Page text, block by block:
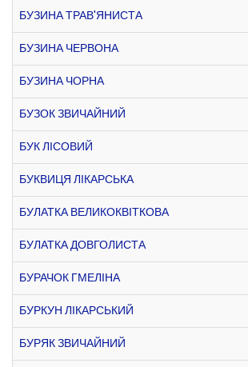
БУЗИНА ТРАВ'ЯНИСТА
БУЗИНА ЧЕРВОНА
БУЗИНА ЧОРНА
БУЗОК ЗВИЧАЙНИЙ
БУК ЛІСОВИЙ
БУКВИЦЯ ЛІКАРСЬКА
БУЛАТКА ВЕЛИКОКВІТКОВА
БУЛАТКА ДОВГОЛИСТА
БУРАЧОК ГМЕЛІНА
БУРКУН ЛІКАРСЬКИЙ
БУРЯК ЗВИЧАЙНИЙ